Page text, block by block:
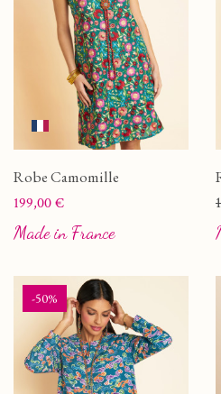
Robe Camomille
Prix
199,00 €
Made in France
-50%